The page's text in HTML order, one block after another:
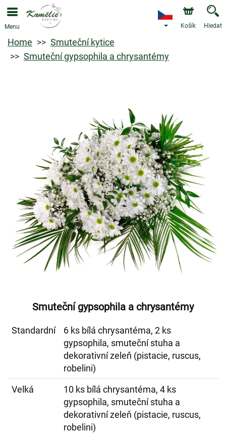
Menu Košík Hledat
Home
Smuteční kytice
Smuteční gypsophila a chrysantémy
Smuteční gypsophila a chrysantémy
Standardní
6 ks bílá chrysantéma, 2 ks
gypsophila, smuteční stuha a
dekorativní zeleň (pistacie, ruscus,
robelini)
Velká
10 ks bílá chrysantéma, 4 ks
gypsophila, smuteční stuha a
dekorativní zeleň (pistacie, ruscus,
robelini)